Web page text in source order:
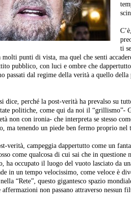
ti
punti di vista, ma quel che senti
pubblico, con luci e ombre che
passati dal regime della verità a quello
dice, perché la post-verità ha prevalso su
politiche, come qui da noi il “grillismo”-
non con ironia- che interpreta se stesso
ma tenendo un piede ben fermo proprio nel
verità, campeggia dappertutto come un
come qualcosa di cui sai che in
ha occupato il luogo del vuoto lasciato da
in un tempo velocissimo, come veloce è
“Rete”, questo gigantesco spazio
non passano attraverso nessun